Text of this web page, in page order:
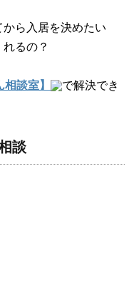
ら入居を決めたい
るの？
談室】
で解決でき
談